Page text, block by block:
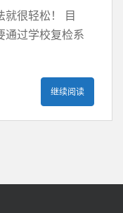
就很轻松！ 目
通过学校复检系
继续阅读